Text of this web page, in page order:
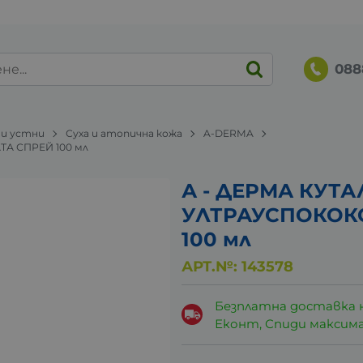
устни Суха и атопична кожа
A-DERMA
СПРЕЙ 100 мл
А - ДЕРМА
100 мл
АРТ.№: 143578
Безплатна доставка
Еконт, Спиди